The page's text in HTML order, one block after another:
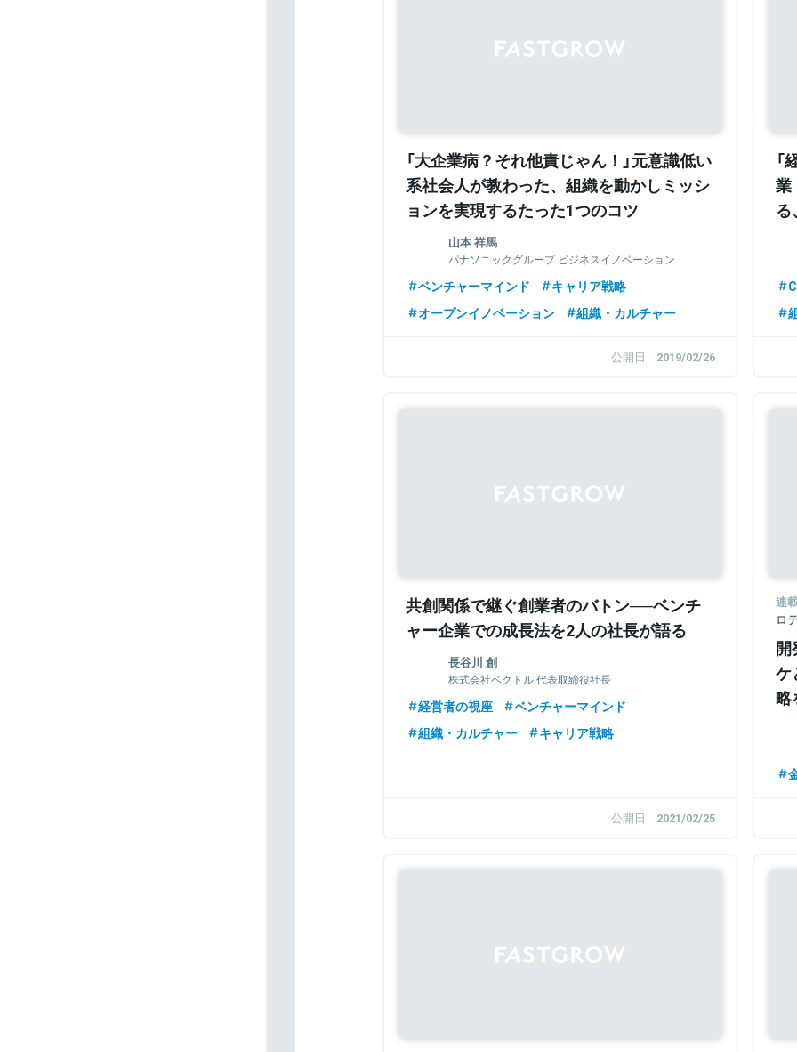
「大企業病？それ他責じゃん！」元意識低い
系社会人が教わった、組織を動かしミッシ
ョンを実現するたった1つのコツ
山本 祥馬
パナソニックグループ ビジネスイノベーション
画部
ベンチャーマインド
キャリア戦略
オープンイノベーション
組織・カルチャー
公開日 2019/02/26
業
る
共創関係で継ぐ創業者のバトン──ベンチ
ャー企業での成長法を2人の社長が語る
長谷川 創
株式会社ベクトル 代表取締役社長
経営者の視座
ベンチャーマインド
組織・カルチャー
キャリア戦略
公開日 2021/02/25
連
ロ
開
ケ
略